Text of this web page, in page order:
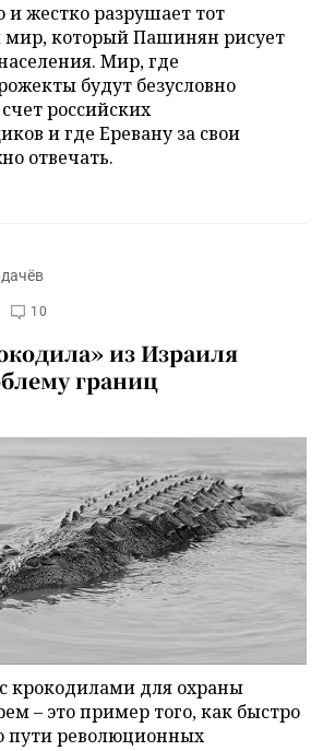
и жестко разрушает тот
мир, который Пашинян рисует
Мир, где
будут безусловно
российских
и где Еревану за свои
отвечать.
10
из Израиля
границ
крокодилами для охраны
– это пример того, как быстро
пути революционных